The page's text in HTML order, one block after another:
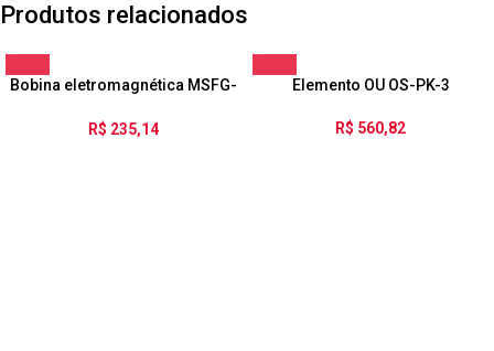
Produtos relacionados
Bobina eletromagnética MSFG-
R$ 235,14
Elemento OU OS-PK-3
R$ 560,82